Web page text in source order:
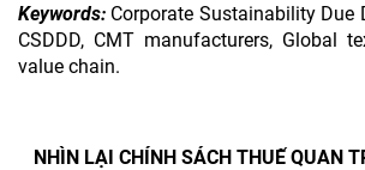
Keywords: Corporate Sustainability Due
CSDDD, CMT manufacturers, Global
value chain.
NHÌN LẠI CHÍNH SÁCH THUẾ QUAN